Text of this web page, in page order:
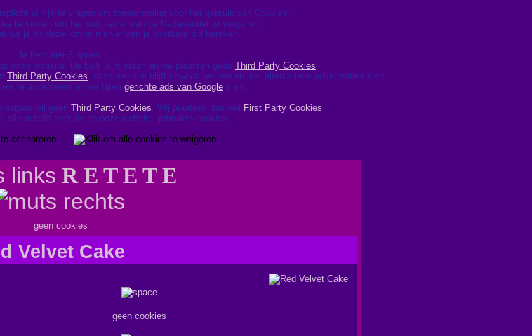
zijn je te vragen om toestemming voor het gebruik van Cookies.
te vinden om het surfplezier van de Nederlander te vergallen.
we je op deze lompe manier van je kostbare tijd beroven.
Je hebt hier 3 opties,
onze website. De balk blijft staan en we plaatsen geen Third Party Cookies.
Third Party Cookies, onze website blijft gewoon werken en laat alternatieve advertenties zien.
te accepteren en we laten gerichte ads van Google zien.
wij geen Third Party Cookies. Wij plaatsen dan wel First Party Cookies.
alle details over de op onze website gebruikte cookies.
R E T E T E
geen cookies
Velvet Cake
geen cookies